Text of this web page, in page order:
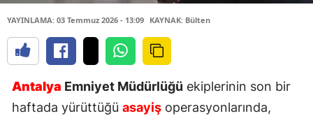
YAYINLAMA: 03 Temmuz 2026 - 13:09 KAYNAK: Bülten
Antalya Emniyet Müdürlüğü ekiplerinin son bir
haftada yürüttüğü asayiş operasyonlarında,